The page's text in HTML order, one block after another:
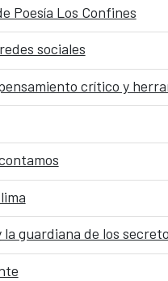
Poesía Los Confines
sociales
crítico y
guardiana de los